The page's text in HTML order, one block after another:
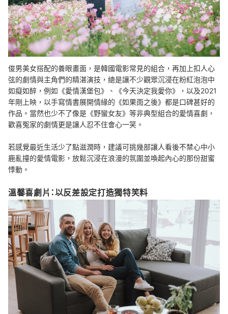
俊男美女搭配的養眼畫面，是韓國電影常見的組合，再加上扣人心
弦的劇情與主角們的精湛演技，總是讓不少觀眾沉浸在粉紅泡泡中
如癡如醉，例如《愛情漢堡包》、《今天決定我愛你》，以及2021
年剛上映，以手寫情書展開情緣的《如果雨之後》都是口碑甚好的
作品。當然也少不了像是《野蠻女友》等非典型組合的愛情喜劇，
歡喜冤家的劇情更是讓人忍不住會心一笑。
若感覺最近生活少了點滋潤時，建議可挑幾部讓人看後不禁心中小
鹿亂撞的愛情電影，放鬆沉浸在浪漫的氛圍並喚起內心的那份甜蜜
悸動。
溫馨喜劇片：以反差設定打造獨特笑料